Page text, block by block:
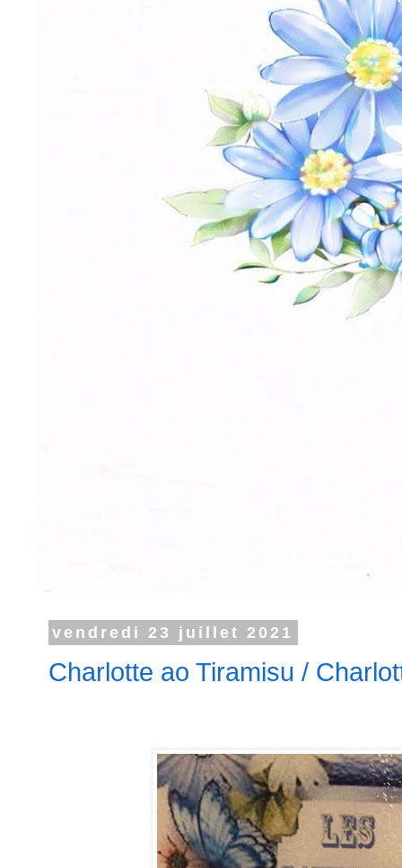
vendredi 23 juillet 2021
Charlotte ao Tiramisu /